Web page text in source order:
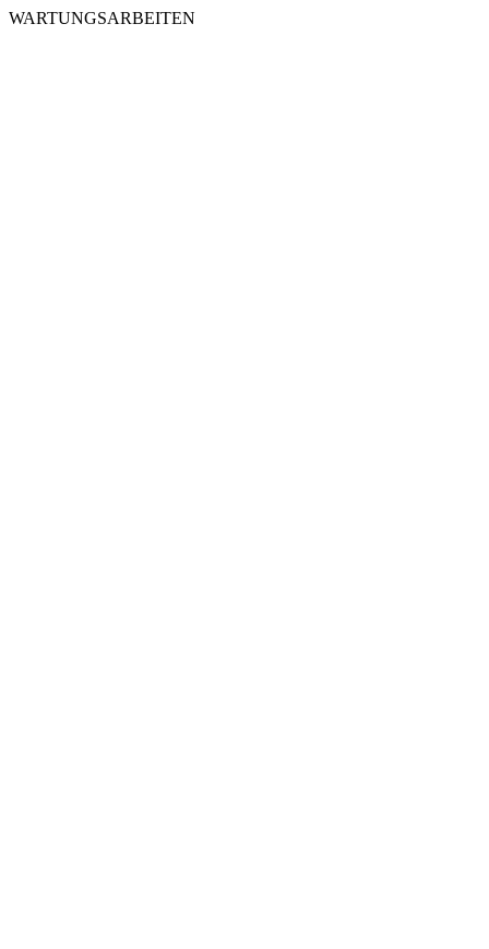
WARTUNGSARBEITEN